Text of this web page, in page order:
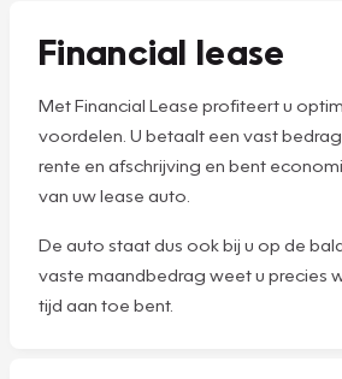
Financial lease
Met Financial Lease profiteert u
voordelen. U betaalt een vast
rente en afschrijving en bent
van uw lease auto.
De auto staat dus ook bij u op de
vaste maandbedrag weet u precies
tijd aan toe bent.